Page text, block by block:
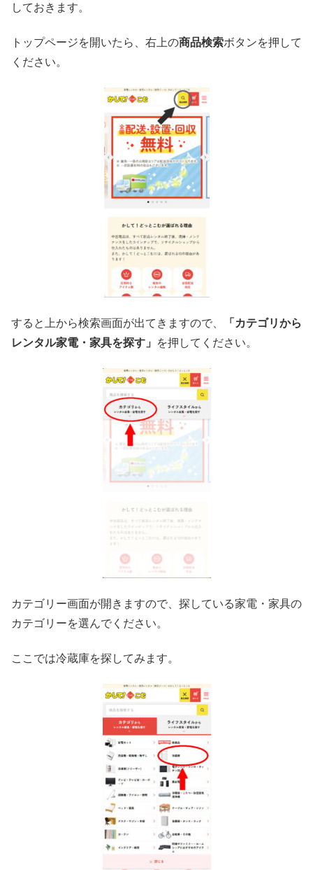
しておきます。
トップページを開いたら、右上の商品検索ボタンを押して
ください。
すると上から検索画面が出てきますので、
「カテゴリから
レンタル家電・家具を探す」
を押してください。
カテゴリー画面が開きますので、探している家電・家具の
カテゴリーを選んでください。
ここでは冷蔵庫を探してみます。